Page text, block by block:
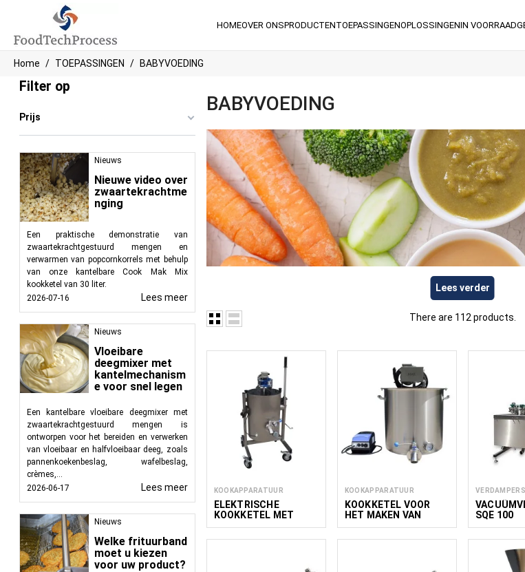
HOMEOVER ONSPRODUCTENTOEPASSINGENOPLOSSINGENIN VOORRAAD
Home TOEPASSINGEN BABYVOEDING
Filter op
Prijs
Nieuws
Nieuwe video over
zwaartekrachtme
nging
Een praktische demonstratie van
zwaartekrachtgestuurd mengen en
verwarmen van popcornkorrels met behulp
van onze kantelbare Cook Mak Mix
kookketel van 30 liter.
2026-07-16
Lees meer
Nieuws
Vloeibare
deegmixer met
kantelmechanism
e voor snel legen
Een kantelbare vloeibare deegmixer met
zwaartekrachtgestuurd mengen is
ontworpen voor het bereiden en verwerken
van vloeibaar en halfvloeibaar deeg, zoals
pannenkoekenbeslag, wafelbeslag,
crèmes,...
2026-06-17
Lees meer
Nieuws
Welke frituurband
moet u kiezen
voor uw product?
BABYVOEDING
Apparatuur voor de productie van babyvoeding, inclusief
verwerken van fruit, groenten en andere ingrediënten. Deze
en een constante productkwaliteit. FoodTechProcess biedt
horecabedrijven en professionele keukens.
Lees minder
Lees verder
There are 112 products.
KOOKAPPARATUUR
ELEKTRISCHE
KOOKKETEL MET
KANTEL EN
KOOKAPPARATUUR
KOOKKETEL VOOR
HET MAKEN VAN
KARAMEL, SIROOP
VERDAMPERS
SQE 100